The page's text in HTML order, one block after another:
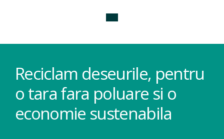
Reciclam deseurile, pentru
o tara fara poluare si o
economie sustenabila